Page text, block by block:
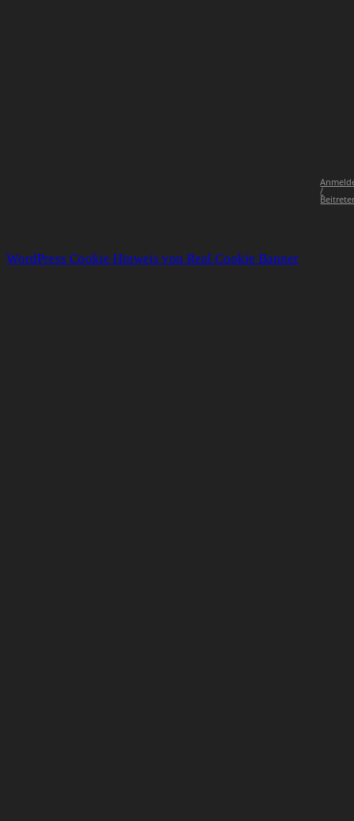
/
WordPress Cookie Hinweis von Real Cookie Banner